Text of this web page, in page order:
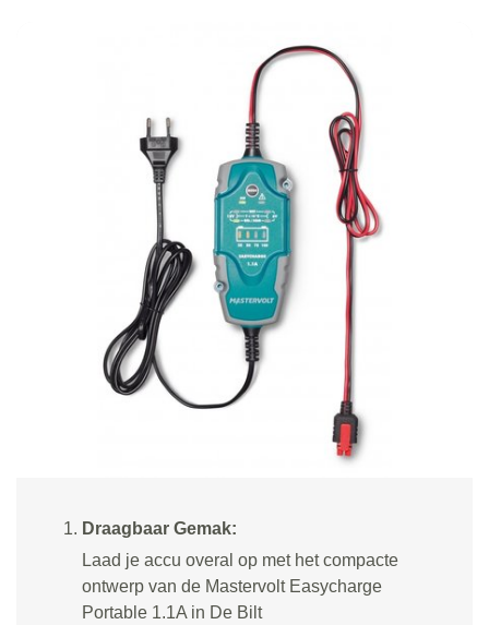
Draagbaar Gemak:
Laad je accu overal op met het compacte
ontwerp van de Mastervolt Easycharge
Portable 1.1A in De Bilt